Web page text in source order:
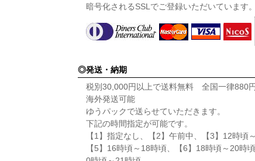
暗号化されるSSLでご登録いただいています。
発送・納期
税別30,000円以上で送料無料 全国一律880円
海外発送可能
ゆうパックで送らせていただきます。
下記の時間指定が可能です。
【1】指定なし、【2】午前中、【3】12時頃
【5】16時頃～18時頃、【6】18時頃～20時